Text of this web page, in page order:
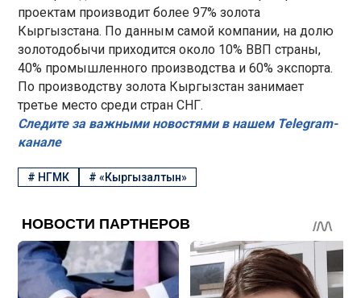
проектам производит более 97% золота
Кыргызстана. По данным самой компании, на долю
золотодобычи приходится около 10% ВВП страны,
40% промышленного производства и 60% экспорта.
По производству золота Кыргызстан занимает
третье место среди стран СНГ.
Следите за важными новостями в нашем Telegram-
канале
# НГМК #«Кыргызалтын»